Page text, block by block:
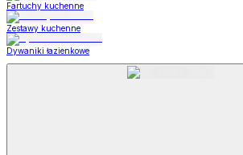
Fartuchy kuchenne
Zestawy kuchenne
Dywaniki łazienkowe